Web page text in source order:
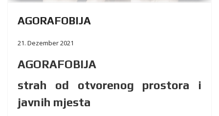
AGORAFOBIJA
21. Dezember 2021
AGORAFOBIJA
strah od otvorenog prostora i
javnih mjesta